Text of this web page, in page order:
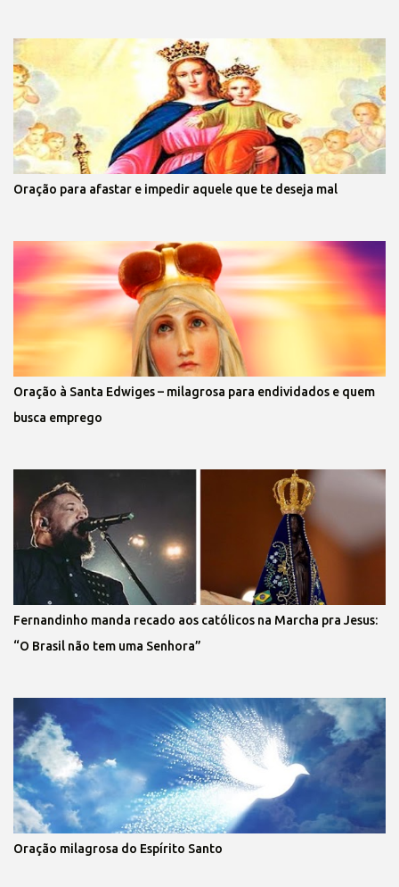
Oração para afastar e impedir aquele que te deseja mal
Oração à Santa Edwiges – milagrosa para endividados e quem
busca emprego
Fernandinho manda recado aos católicos na Marcha pra Jesus:
“O Brasil não tem uma Senhora”
Oração milagrosa do Espírito Santo